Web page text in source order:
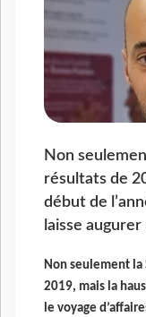
Non
résultats de
début de
laisse
Non seulement la
2019, mais la
le voyage